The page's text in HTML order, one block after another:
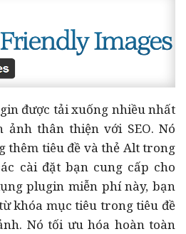
được tải xuống nhiều nhất
thân thiện với SEO. Nó
thêm tiêu đề và thẻ Alt trong
cài đặt bạn cung cấp cho
plugin miễn phí này, bạn
khóa mục tiêu trong tiêu đề
Nó tối ưu hóa hoàn toàn